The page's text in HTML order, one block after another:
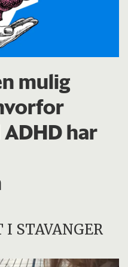
mulig
har
STAVANGER